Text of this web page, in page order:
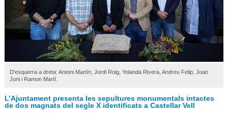
D'esquerra a dreta: Antoni Martín, Jordi Roig, Yolanda Rivera, Andreu Felip, Joan
Juni i Ramon Martí.
L’Ajuntament presenta les sepultures monumentals intactes
de dos magnats del segle X identificats a Castellar Vell